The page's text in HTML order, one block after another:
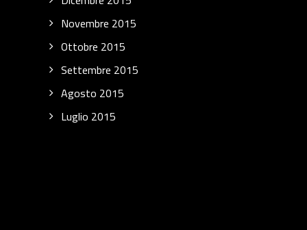
Novembre 2015
Ottobre 2015
Settembre 2015
Agosto 2015
Luglio 2015